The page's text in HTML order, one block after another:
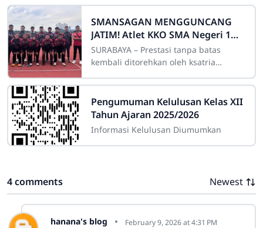
Jumat pagi, 23 Januari 2026. Ribuan
siswa, guru, dan
SMANSAGAN MENGGUNCANG
JATIM! Atlet KKO SMA Negeri 1
Grobogan Sabet Rentetan Medali
di JATIM OPEN 2026
SURABAYA – Prestasi tanpa batas
kembali ditorehkan oleh ksatria
(SMANSAGAN). Tidak tanggung-
tanggung, dalam ajang
Pengumuman Kelulusan Kelas XII
Tahun Ajaran 2025/2026
Informasi Kelulusan Diumumkan
4 comments Newest
hanana's blog February 9, 2026 at 4:31 PM